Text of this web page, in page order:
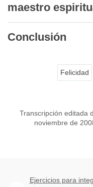
maestro
Conclusión
Felicidad
Transcripción editada
noviembre de
Ejercicios para